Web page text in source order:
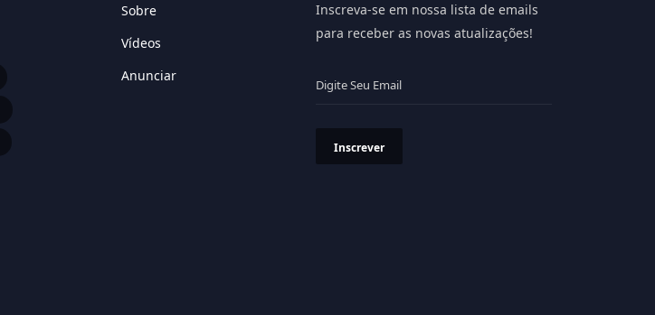
Sobre
Vídeos
Anunciar
Inscreva-se em nossa lista de emails
para receber as novas atualizações!
Inscrever